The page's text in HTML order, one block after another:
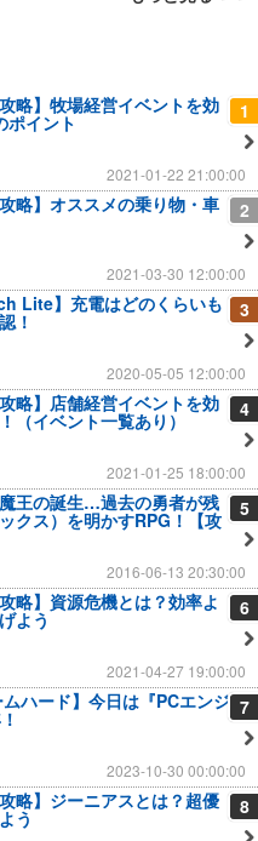
1
略】牧場経営イベントを効
ポイント
2021-01-22 21:00:00
2
略】オススメの乗り物・車
2021-03-30 12:00:00
3
Lite】充電はどのくらいも
！
2020-05-05 12:00:00
4
略】店舗経営イベントを効
（イベント一覧あり）
2021-01-25 18:00:00
5
魔王の誕生…過去の勇者が残
クス）を明かすRPG！【攻
2016-06-13 20:30:00
6
略】資源危機とは？効率よ
よう
2021-04-27 19:00:00
7
ムハード】今日は『PCエンジ
2023-10-30 00:00:00
8
略】ジーニアスとは？超優
う